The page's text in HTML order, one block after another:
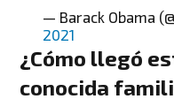
— Barack Obama
2021
¿Cómo llegó
conocida